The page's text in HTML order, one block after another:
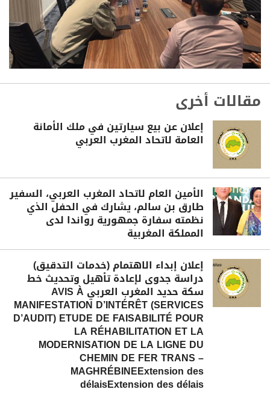
مقالات أخرى
إعلان عن بيع سيارتين في ملك الأمانة
العامة لاتحاد المغرب العربي
الأمين العام لاتحاد المغرب العربي، السفير
طارق بن سالم، يشارك في الحفل الذي
نظمته سفارة جمهورية رواندا لدى
المملكة المغربية
إعلان إبداء الاهتمام (خدمات التدقيق)
دراسة جدوى لإعادة تأهيل وتحديث خط
سكة حديد المغرب العربي AVIS À
MANIFESTATION D’INTÉRÊT (SERVICES
D’AUDIT) ETUDE DE FAISABILITÉ POUR
LA RÉHABILITATION ET LA
MODERNISATION DE LA LIGNE DU
CHEMIN DE FER TRANS –
MAGHRÉBINEExtension des
délaisExtension des délais